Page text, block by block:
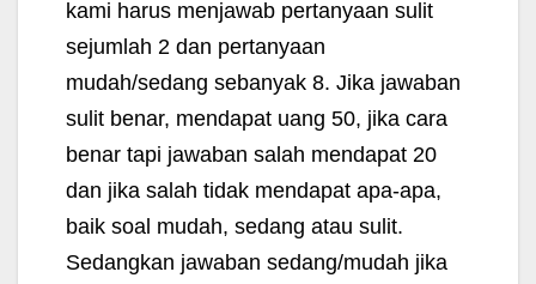
kami harus menjawab pertanyaan sulit
sejumlah 2 dan pertanyaan
mudah/sedang sebanyak 8. Jika jawaban
sulit benar, mendapat uang 50, jika cara
benar tapi jawaban salah mendapat 20
dan jika salah tidak mendapat apa-apa,
baik soal mudah, sedang atau sulit.
Sedangkan jawaban sedang/mudah jika